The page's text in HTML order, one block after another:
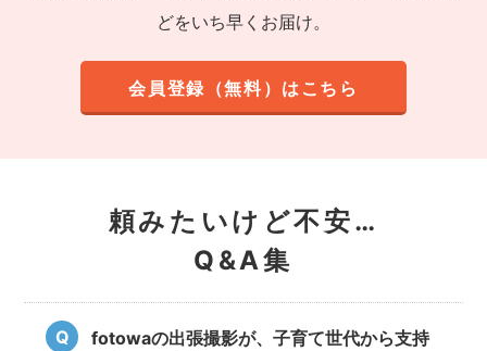
どをいち早くお届け。
会員登録（無料）はこちら
頼みたいけど不安…
Q&A集
fotowaの出張撮影が、子育て世代から支持